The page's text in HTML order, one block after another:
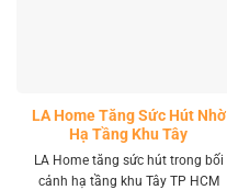
LA Home Tăng Sức Hút Nhờ
Hạ Tầng Khu Tây
LA Home tăng sức hút trong bối
cảnh hạ tầng khu Tây TP HCM